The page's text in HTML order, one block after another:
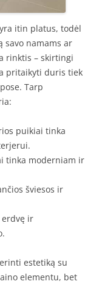
itin platus, todėl
savo namams ar
rinktis – skirtingi
pritaikyti duris tiek
Tarp
puikiai tinka
tinka moderniam ir
šviesos ir
erdvę ir
estetiką su
elementu, bet